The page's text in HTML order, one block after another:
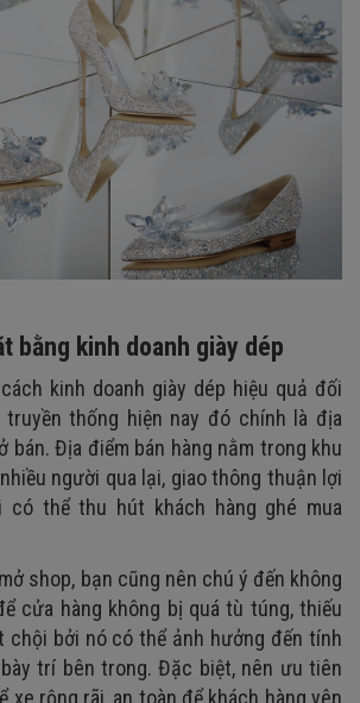
bằng kinh doanh giày dép
kinh doanh giày dép hiệu quả đối
thống hiện nay đó chính là địa
bán. Địa điểm bán hàng nằm trong khu
người qua lại, giao thông thuận lợi
thể thu hút khách hàng ghé mua
shop, bạn cũng nên chú ý đến không
cửa hàng không bị quá tù túng, thiếu
chội bởi nó có thể ảnh hưởng đến tính
trí bên trong. Đặc biệt, nên ưu tiên
xe rộng rãi, an toàn để khách hàng yên